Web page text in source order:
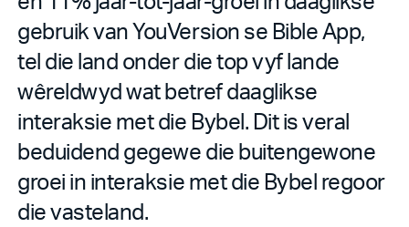
gebruik van YouVersion se Bible App,
tel die land onder die top vyf lande
wêreldwyd wat betref daaglikse
interaksie met die Bybel. Dit is veral
beduidend gegewe die buitengewone
groei in interaksie met die Bybel regoor
die vasteland.